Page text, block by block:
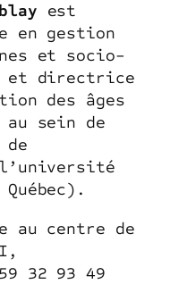
est
en gestion
et socio-
et directrice
des âges
au sein de
de
au centre de
32 93 49